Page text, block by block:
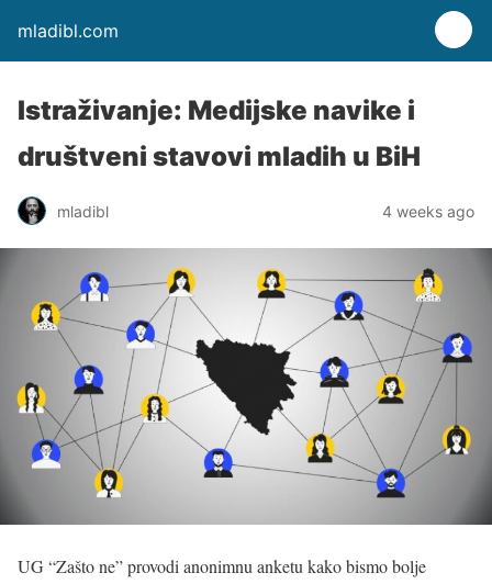
mladibl.com
Istraživanje: Medijske navike i
društveni stavovi mladih u BiH
mladibl 4 weeks ago
UG “Zašto ne” provodi anonimnu anketu kako bismo bolje